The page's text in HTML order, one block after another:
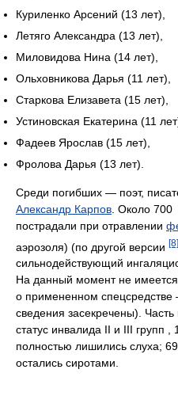
Куриленко Арсений (13 лет),
Летяго Александра (13 лет),
Миловидова Нина (14 лет),
Ольховникова Дарья (11 лет),
Старкова Елизавета (15 лет),
Устиновская Екатерина (11
Фадеев Ярослав (15 лет),
Фролова Дарья (13 лет).
Среди погибших — поэт,
Александр Карпов . Около
пострадали при отравлении
аэрозоля) (по другой версии [8]
сильнодействующий
На данный момент не
о примененном
сведения засекречены).
статус инвалида II и III групп ,
полностью лишились слуха;
остались сиротами.